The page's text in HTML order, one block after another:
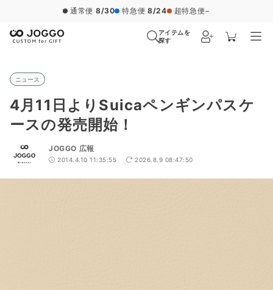
通常便 8/30 特急便 8/24 超特急便−
アイテムを
探す
ニュース
4月11日よりSuicaペンギンパスケ
ースの発売開始！
JOGGO 広報
2014.4.10 11:35:55 2026.8.9 08:47:50